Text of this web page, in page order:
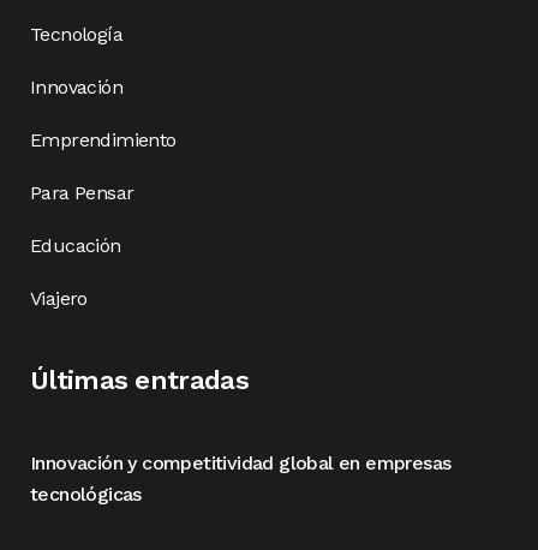
Tecnología
Innovación
Emprendimiento
Para Pensar
Educación
Viajero
Últimas entradas
Innovación y competitividad global en empresas
tecnológicas